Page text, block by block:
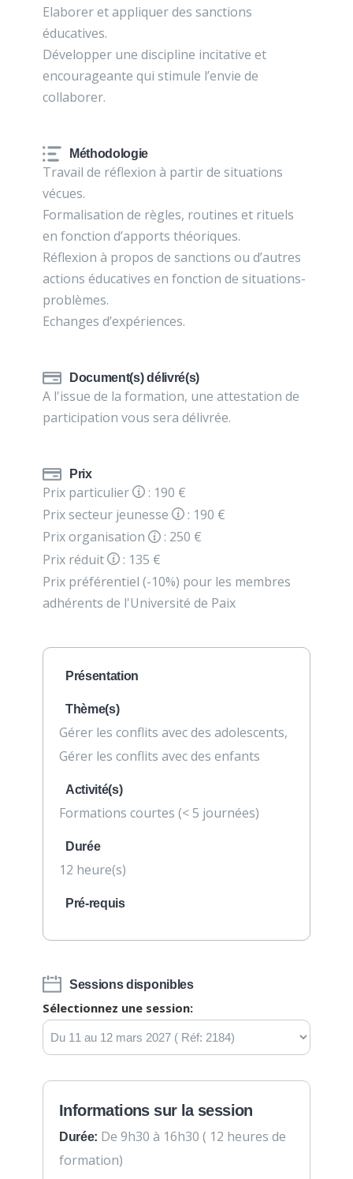
Elaborer et appliquer des sanctions
éducatives.
Développer une discipline incitative et
encourageante qui stimule l’envie de
collaborer.
Méthodologie
Travail de réflexion à partir de situations
vécues.
Formalisation de règles, routines et rituels
en fonction d’apports théoriques.
Réflexion à propos de sanctions ou d’autres
actions éducatives en fonction de situations-
problèmes.
Echanges d’expériences.
Document(s) délivré(s)
A l'issue de la formation, une attestation de
participation vous sera délivrée.
Prix
Prix particulier
: 190 €
Prix secteur jeunesse
: 190 €
Prix organisation
: 250 €
Prix réduit
: 135 €
Prix préférentiel (-10%) pour les membres
adhérents de l'Université de Paix
Présentation
Thème(s)
Gérer les conflits avec des adolescents,
Gérer les conflits avec des enfants
Activité(s)
Formations courtes (< 5 journées)
Durée
12 heure(s)
Pré-requis
Sessions disponibles
Sélectionnez une session:
Informations sur la session
Durée: De 9h30 à 16h30 ( 12 heures de
formation)